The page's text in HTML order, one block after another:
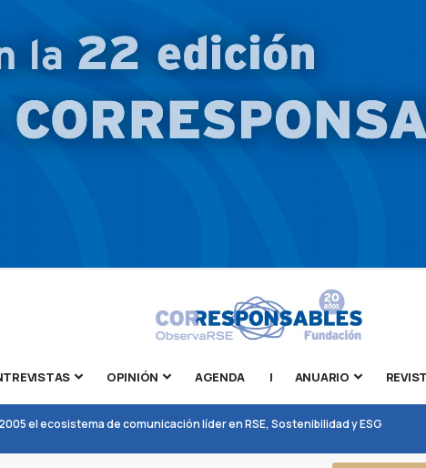
OPINIÓN AGENDA | ANUARIO
el ecosistema de comunicación líder en RSE, Sostenibilidad y ESG